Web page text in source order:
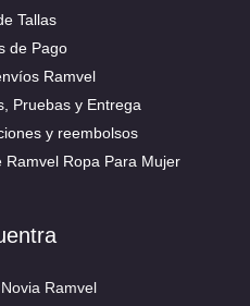
Tallas
de Pago
Ramvel
Pruebas y Entrega
y reembolsos
Ramvel Ropa Para Mujer
Ramvel